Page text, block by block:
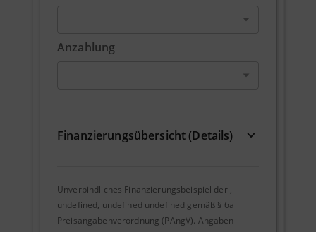
Anzahlung
Finanzierungsübersicht (Details)
Unverbindliches Finanzierungsbeispiel der ,
undefined, undefined undefined gemäß § 6a
Preisangabenverordnung (PAngV). Angaben